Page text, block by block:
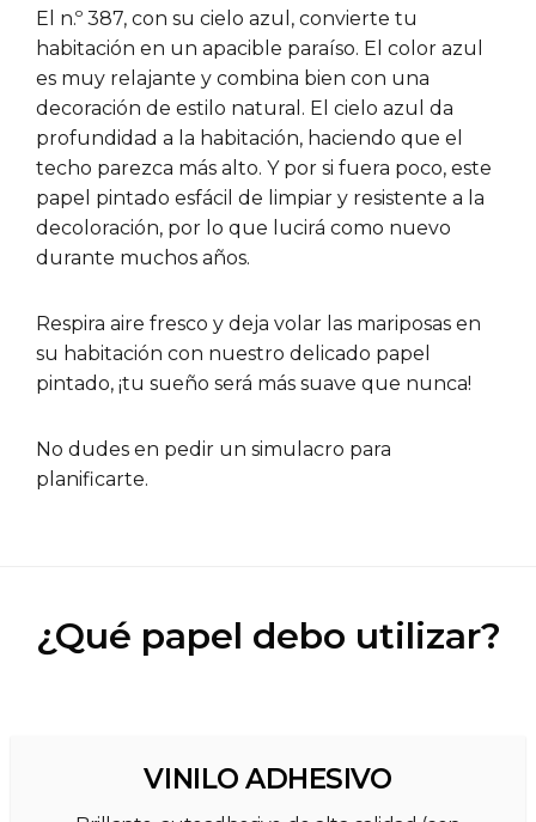
El n.º 387, con su cielo azul, convierte tu
habitación en un apacible paraíso. El color azul
es muy relajante y combina bien con una
decoración de estilo natural. El cielo azul da
profundidad a la habitación, haciendo que el
techo parezca más alto. Y por si fuera poco, este
papel pintado esfácil de limpiar y resistente a la
decoloración, por lo que lucirá como nuevo
durante muchos años.
Respira aire fresco y deja volar las mariposas en
su habitación con nuestro delicado papel
pintado, ¡tu sueño será más suave que nunca!
No dudes en pedir un simulacro para
planificarte.
¿Qué papel debo utilizar?
VINILO ADHESIVO